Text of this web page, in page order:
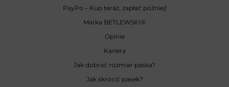
PayPo – Kup teraz, zapłać później!
Marka BETLEWSKI®
Opinie
Kariera
Jak dobrać rozmiar paska?
Jak skrócić pasek?